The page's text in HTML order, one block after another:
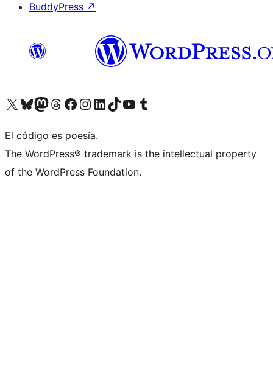
BuddyPress ↗
Visit our X (formerly Twitter) account
Visit our Bluesky account
Visit our Mastodon account
Visit our Threads account
Visita nuestra página de Facebook
Visita nuestra cuenta de Instagram
Visita nuestra cuenta de LinkedIn
Visit our TikTok account
Visita nuestro canal de YouTube
Visit our Tumblr account
El código es poesía.
The WordPress® trademark is the intellectual property
of the WordPress Foundation.